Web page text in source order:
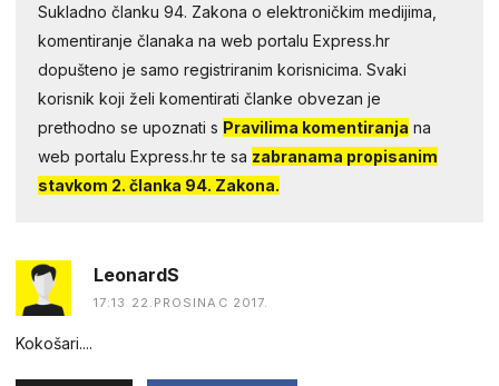
Sukladno članku 94. Zakona o elektroničkim medijima,
komentiranje članaka na web portalu Express.hr
dopušteno je samo registriranim korisnicima. Svaki
korisnik koji želi komentirati članke obvezan je
prethodno se upoznati s Pravilima komentiranja na
web portalu Express.hr te sa zabranama propisanim
stavkom 2. članka 94. Zakona.
LeonardS
17:13 22.PROSINAC 2017.
Kokošari....